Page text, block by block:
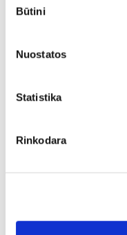
pasirinkimas
Būtini
Nuostatos
Statistika
Rinkodara
auksinį 2cm
interjero
Jūsų jau